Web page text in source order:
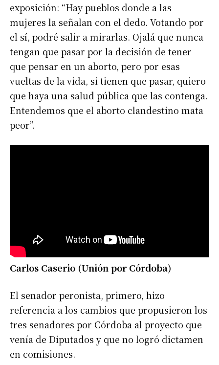
exposición: “Hay pueblos donde a las
mujeres la señalan con el dedo. Votando por
el sí, podré salir a mirarlas. Ojalá que nunca
tengan que pasar por la decisión de tener
que pensar en un aborto, pero por esas
vueltas de la vida, si tienen que pasar, quiero
que haya una salud pública que las contenga.
Entendemos que el aborto clandestino mata
peor”.
Carlos Caserio (Unión por Córdoba)
El senador peronista, primero, hizo
referencia a los cambios que propusieron los
tres senadores por Córdoba al proyecto que
venía de Diputados y que no logró dictamen
en comisiones.